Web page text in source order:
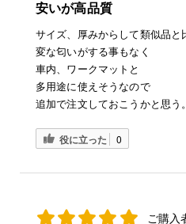
安いが高品質
サイズ、厚みからして類似品と
変な匂いがする事もなく
車内、ワークマットと
多用途に使えそうなので
追加で注文しておこうかと思う。
役に立った 0
ご購入